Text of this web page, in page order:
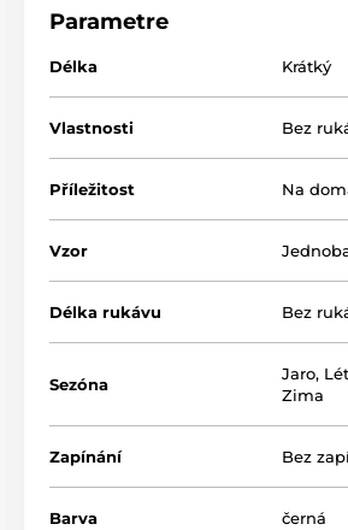
Parametre
Délka Krátký
Vlastnosti Bez
Příležitost Na
Vzor
Délka rukávu Bez
Sezóna
Jaro,
Zima
Zapínání Bez
Barva černá